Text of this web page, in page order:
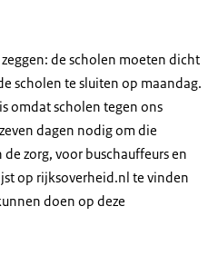
de scholen moeten dicht
scholen te sluiten op maandag.
omdat scholen tegen ons
dagen nodig om die
zorg, voor buschauffeurs en
op rijksoverheid.nl te vinden
doen op deze